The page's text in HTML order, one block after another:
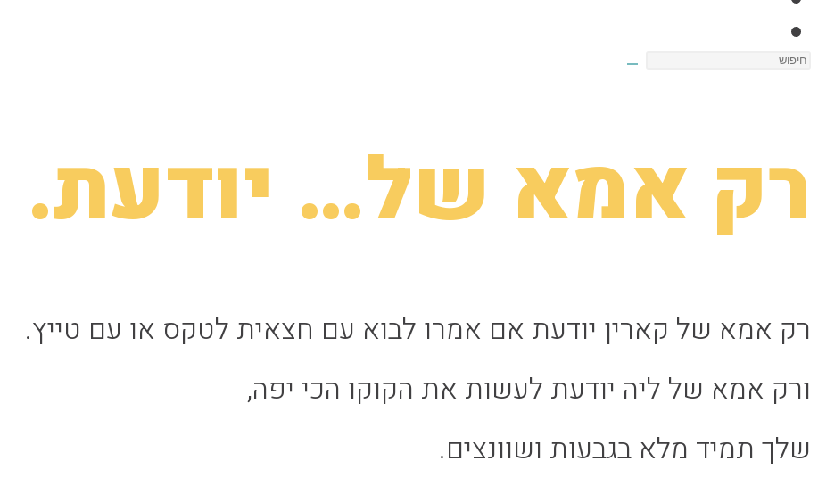
Search
רק אמא של… יודעת.
רק אמא של קארין יודעת אם אמרו לבוא עם חצאית לטקס או עם טייץ.
ורק אמא של ליה יודעת לעשות את הקוקו הכי יפה,
שלך תמיד מלא בגבעות ושוונצים.